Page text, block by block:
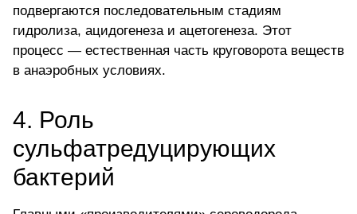
подвергаются последовательным стадиям
гидролиза, ацидогенеза и ацетогенеза. Этот
процесс — естественная часть круговорота веществ
в анаэробных условиях.
4. Роль
сульфатредуцирующих
бактерий